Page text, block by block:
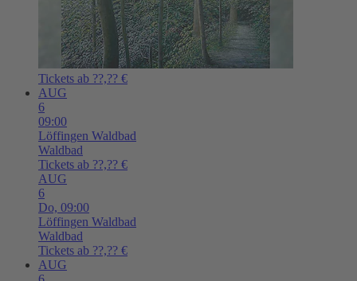
Tickets ab ??,?? €
AUG
6
09:00
Löffingen Waldbad
Waldbad
Tickets ab ??,?? €
AUG
6
Do, 09:00
Löffingen Waldbad
Waldbad
Tickets ab ??,?? €
AUG